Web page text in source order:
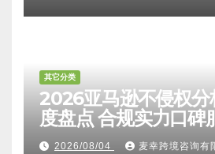
其它分类
2026亚马逊不侵权分
度盘点 合规实力口碑
附跨境卖家避坑FAQ
2026/08/04 麦幸跨境咨询有